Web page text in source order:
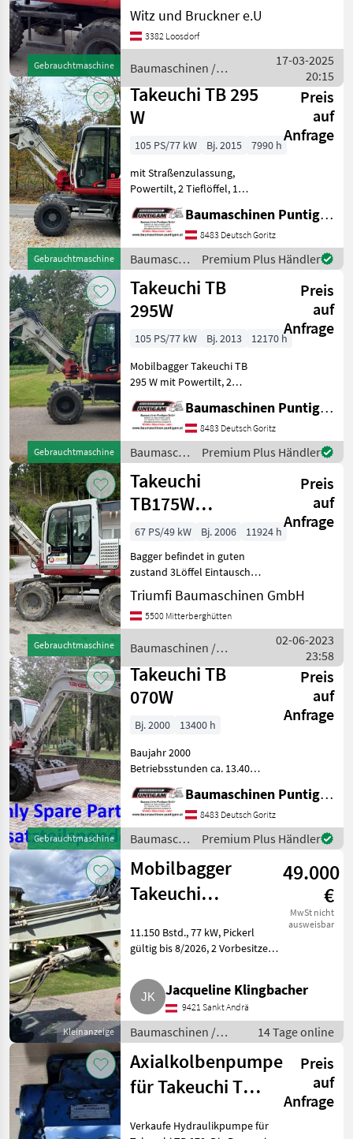
Gebrauchtmaschine
Hydraulischen
Schnellwechsler CW10 und
150 cm Böschungslöffel,
Hydraulikanschlüsse am
Arm Baumasch
Witz und Bruckner e.U
3382 Loosdorf
Baumaschinen /
Takeuchi
17-03-2025
20:15
Gebrauchtmaschine
Takeuchi TB 295
W
Preis
auf
Anfrage
105 PS/77 kW Bj. 2015
7990 h
mit Straßenzulassung,
Powertilt, 2 Tieflöffel, 1
Referenznummer: 7441
Baumaschinen Puntigam
GmbH Unser Spezialgebiet:
Ankauf - Verkauf - Vermiet
Baumaschinen Puntigam GmbH
8483 Deutsch Goritz
Baumaschinen
/ Takeuchi
Premium Plus Händler
Gebrauchtmaschine
Takeuchi TB
295W
Preis
auf
Anfrage
105 PS/77 kW Bj. 2013
12170 h
Mobilbagger Takeuchi TB
295 W mit Powertilt, 2
Böschungslöffel,
Straßenzulassung,
Eigengewicht: 10.800kg.
Referenznummer: 2283
Baumaschinen Puntiga
Baumaschinen Puntigam GmbH
8483 Deutsch Goritz
Baumaschinen
/ Takeuchi
Premium Plus Händler
Gebrauchtmaschine
Takeuchi
TB175W
Powertilt
Preis
auf
Anfrage
67 PS/49 kW Bj. 2006
11924 h
Bagger befindet in guten
zustand 3Löffel Eintausch
möglich Baumaschinen
Mobilbagger
Triumfi Baumaschinen GmbH
5500 Mitterberghütten
Baumaschinen /
Takeuchi
02-06-2023
23:58
Gebrauchtmaschine
Takeuchi TB
070W
Preis
auf
Anfrage
Bj. 2000
13400 h
Baujahr 2000
Betriebsstunden ca. 13.400
Schlachten/Ersatzteilträger!
Baumaschinen Puntigam
GmbH Unser Spezialgebiet:
Ankauf - Verkauf -
Vermietung
Baumaschinen Puntigam GmbH
8483 Deutsch Goritz
Baumaschinen
/ Takeuchi
Premium Plus Händler
Kleinanzeige
Mobilbagger
Takeuchi
49.000
€
MwSt nicht
ausweisbar
11.150 Bstd., 77 kW, Pickerl
gültig bis 8/2026, 2 Vorbesitzer,
Automatik, Treibstoff: Diesel,
Erstzulassung: September 2016,
immer von ei
Jacqueline Klingbacher
9421 Sankt Andrä
Baumaschinen /
Mobilbagger
14 Tage online
Axialkolbenpumpe
für Takeuchi TB
Preis
auf
Anfrage
Verkaufe Hydraulikpumpe für